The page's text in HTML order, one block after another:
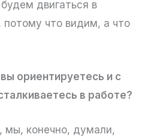
двигаться в
потому что видим, а что
ориентируетесь и с
в работе?
мы, конечно, думали,